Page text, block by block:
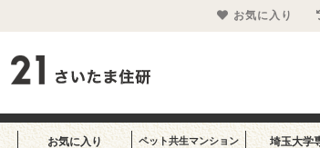
お気に入り ペット共生マンション 埼玉大学
お気に入り